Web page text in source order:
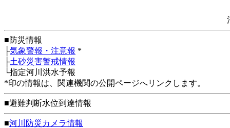
■防災情報
├気象警報・注意報 *
├土砂災害警戒情報
└指定河川洪水予報
*印の情報は、関連機関の公開ページへリンクします。
■避難判断水位到達情報
■河川防災カメラ情報